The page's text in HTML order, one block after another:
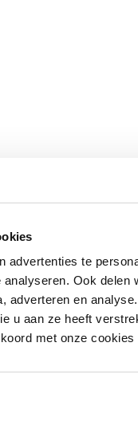
advertenties te
Ook
adverteren en
u aan ze heeft
met onze